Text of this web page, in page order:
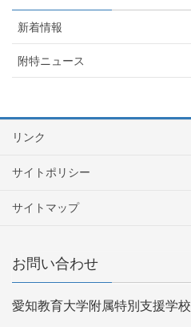
新着情報
附特ニュース
リンク
サイトポリシー
サイトマップ
お問い合わせ
愛知教育大学附属特別支援学校